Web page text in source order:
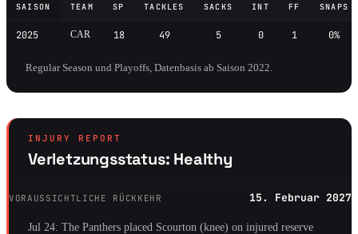
SAISON TEAM SP TACKLES SACKS INT FF SNAPS
2025 CAR 18 49 5 0 1 0%
Regular Season und Playoffs, Datenbasis ab Saison 2022.
INJURY REPORT
Verletzungsstatus: Healthy
VORAUSSICHTLICHE RÜCKKEHR 15. Februar 2027
Jul 24: The Panthers placed Scourton (knee) on injured reserve